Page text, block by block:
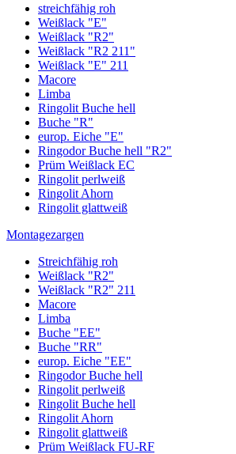
streichfähig roh
Weißlack "E"
Weißlack "R2"
Weißlack "R2 211"
Weißlack "E" 211
Macore
Limba
Ringolit Buche hell
Buche "R"
europ. Eiche "E"
Ringodor Buche hell "R2"
Prüm Weißlack EC
Ringolit perlweiß
Ringolit Ahorn
Ringolit glattweiß
Montagezargen
Streichfähig roh
Weißlack "R2"
Weißlack "R2" 211
Macore
Limba
Buche "EE"
Buche "RR"
europ. Eiche "EE"
Ringodor Buche hell
Ringolit perlweiß
Ringolit Buche hell
Ringolit Ahorn
Ringolit glattweiß
Prüm Weißlack FU-RF